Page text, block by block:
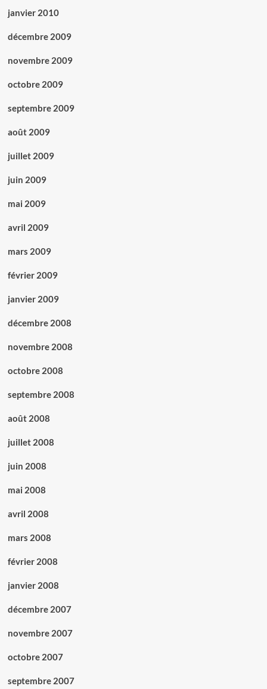
janvier 2010
décembre 2009
novembre 2009
octobre 2009
septembre 2009
août 2009
juillet 2009
juin 2009
mai 2009
avril 2009
mars 2009
février 2009
janvier 2009
décembre 2008
novembre 2008
octobre 2008
septembre 2008
août 2008
juillet 2008
juin 2008
mai 2008
avril 2008
mars 2008
février 2008
janvier 2008
décembre 2007
novembre 2007
octobre 2007
septembre 2007